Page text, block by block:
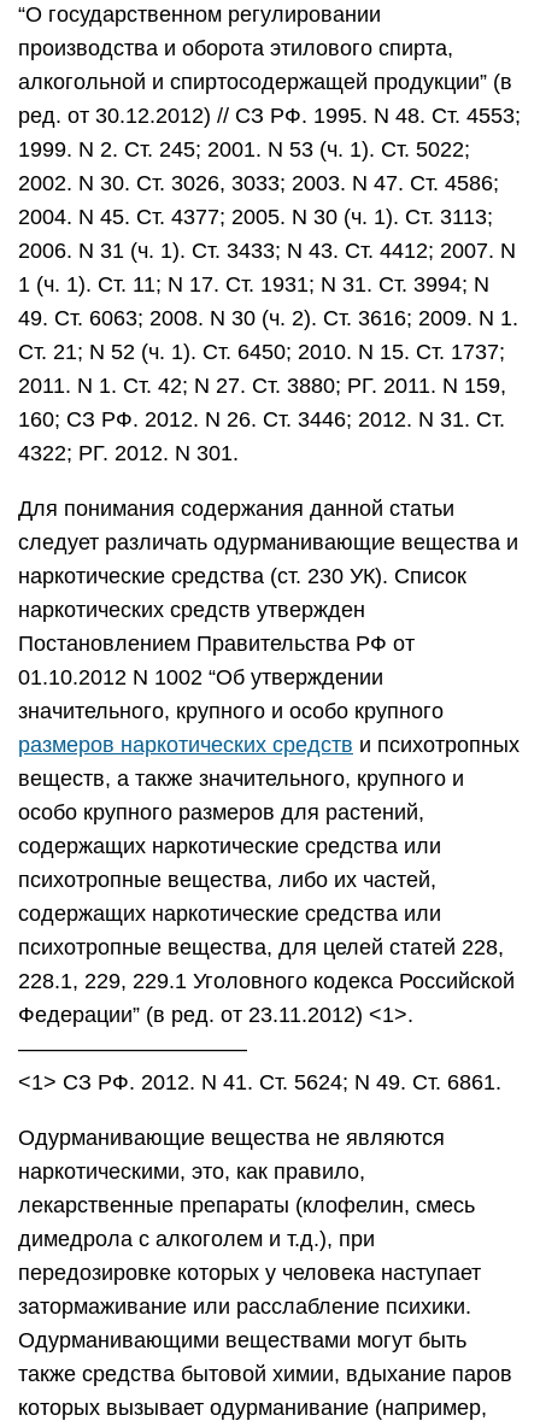
“О государственном регулировании
производства и оборота этилового спирта,
алкогольной и спиртосодержащей продукции” (в
ред. от 30.12.2012) // СЗ РФ. 1995. N 48. Ст. 4553;
1999. N 2. Ст. 245; 2001. N 53 (ч. 1). Ст. 5022;
2002. N 30. Ст. 3026, 3033; 2003. N 47. Ст. 4586;
2004. N 45. Ст. 4377; 2005. N 30 (ч. 1). Ст. 3113;
2006. N 31 (ч. 1). Ст. 3433; N 43. Ст. 4412; 2007. N
1 (ч. 1). Ст. 11; N 17. Ст. 1931; N 31. Ст. 3994; N
49. Ст. 6063; 2008. N 30 (ч. 2). Ст. 3616; 2009. N 1.
Ст. 21; N 52 (ч. 1). Ст. 6450; 2010. N 15. Ст. 1737;
2011. N 1. Ст. 42; N 27. Ст. 3880; РГ. 2011. N 159,
160; СЗ РФ. 2012. N 26. Ст. 3446; 2012. N 31. Ст.
4322; РГ. 2012. N 301.
Для понимания содержания данной статьи
следует различать одурманивающие вещества и
наркотические средства (ст. 230 УК). Список
наркотических средств утвержден
Постановлением Правительства РФ от
01.10.2012 N 1002 “Об утверждении
значительного, крупного и особо крупного
размеров наркотических средств и психотропных
веществ, а также значительного, крупного и
особо крупного размеров для растений,
содержащих наркотические средства или
психотропные вещества, либо их частей,
содержащих наркотические средства или
психотропные вещества, для целей статей 228,
228.1, 229, 229.1 Уголовного кодекса Российской
Федерации” (в ред. от 23.11.2012) <1>.
——————————–
<1> СЗ РФ. 2012. N 41. Ст. 5624; N 49. Ст. 6861.
Одурманивающие вещества не являются
наркотическими, это, как правило,
лекарственные препараты (клофелин, смесь
димедрола с алкоголем и т.д.), при
передозировке которых у человека наступает
затормаживание или расслабление психики.
Одурманивающими веществами могут быть
также средства бытовой химии, вдыхание паров
которых вызывает одурманивание (например,